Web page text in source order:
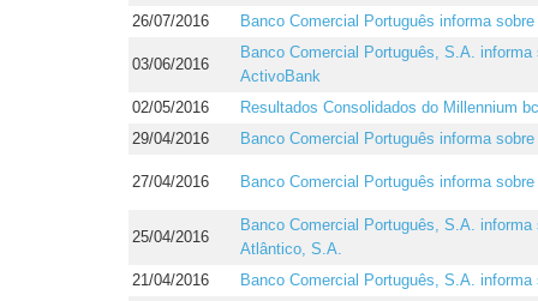
26/07/2016
Banco Comercial Português informa
03/06/2016
Banco Comercial Português, S.A.
ActivoBank
02/05/2016
Resultados Consolidados do Millennium
29/04/2016
Banco Comercial Português informa
27/04/2016 Banco Comercial Português informa
25/04/2016
Banco Comercial Português, S.A.
Atlântico, S.A.
21/04/2016
Banco Comercial Português, S.A.